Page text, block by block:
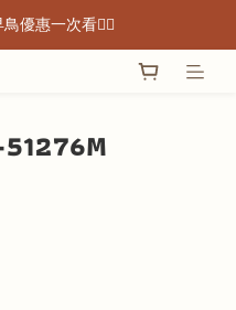
優惠一次看👇🏻
優惠一次看👇🏻